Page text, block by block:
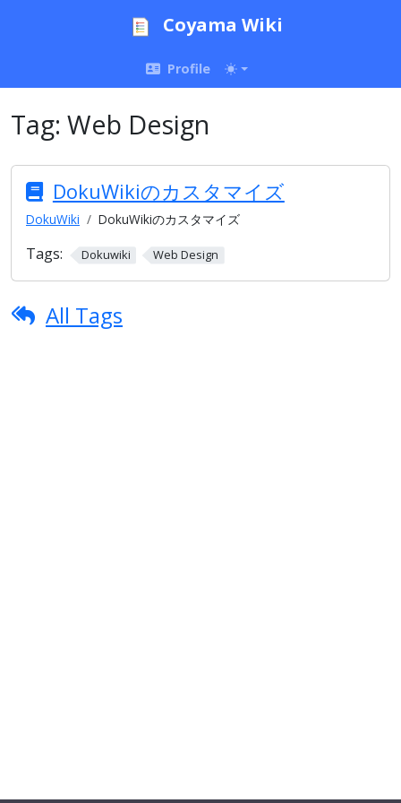
Coyama Wiki
Profile
Tag: Web Design
DokuWikiのカスタマイズ
DokuWiki DokuWikiのカスタマイズ
Tags: Dokuwiki Web Design
All Tags